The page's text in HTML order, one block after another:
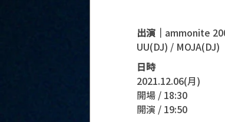
出演｜ ammonite
UU(DJ) / MOJA(DJ)
日時
2021.12.06(月)
開場 / 18:30
開演 / 19:50